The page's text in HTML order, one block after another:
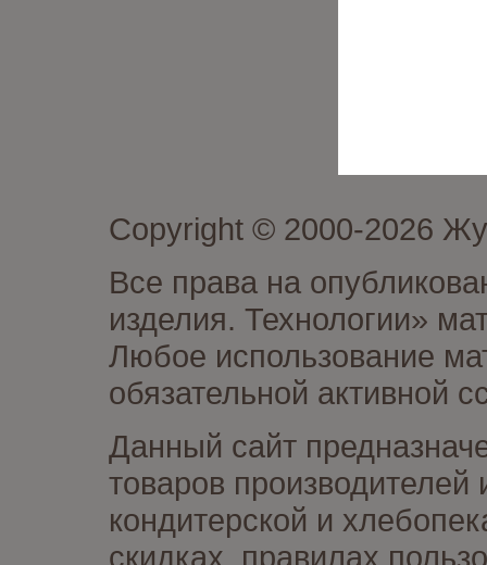
Copyright © 2000-2026
Все права на
изделия. Технологии»
Любое использование
обязательной активной
Данный сайт
товаров
кондитерской и
скидках, правилах